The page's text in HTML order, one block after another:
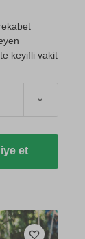
keyifli vakit
et